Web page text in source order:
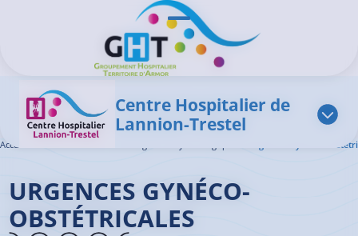
Ouvrir/Fermer le menu
Centre Hospitalier de
Lannion-Trestel
Accueil GHT Urgences Gynéco-
URGENCES GYNÉCO-
OBSTÉTRICALES
Panneau de gestion des cookies